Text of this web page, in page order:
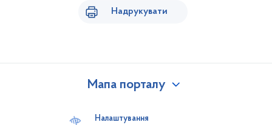
Надрукувати
Мапа порталу
Налаштування